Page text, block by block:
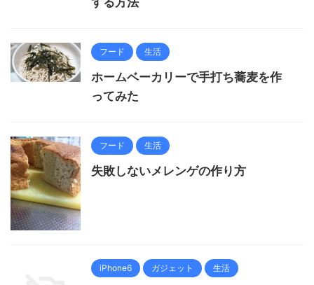
フード 生活
ホームベーカリーで手打ち蕎麦を作
ってみた
フード 生活
失敗しないメレンゲの作り方
iPhone6 ガジェット 生活